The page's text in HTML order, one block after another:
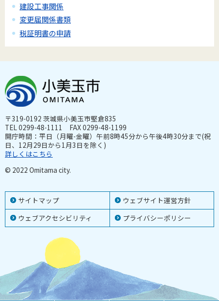
建設工事関係
変更届関係書類
税証明書の申請
サイトマップ
ウェブサイト運営方針
ウェブアクセシビリティ
プライバシーポリシー
〒319-0192 茨城県小美玉市堅倉835
TEL 0299-48-1111 FAX 0299-48-1199
開庁時間：平日（月曜-金曜）午前8時45分から午後4時30分まで(祝
日、12月29日から1月3日を除く)
詳しくはこちら
© 2022 Omitama city.